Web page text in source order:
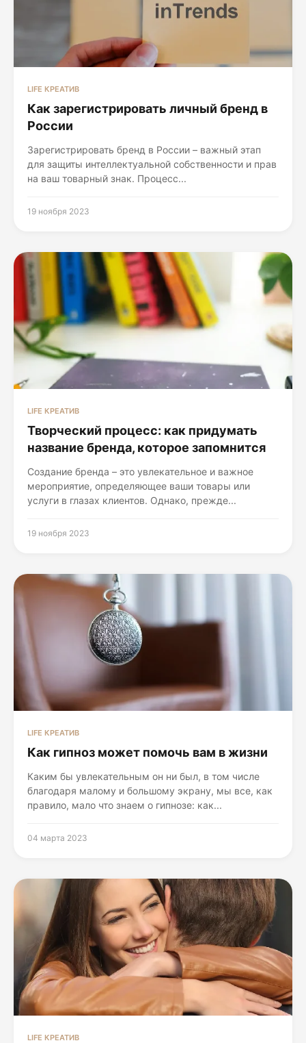
LIFE КРЕАТИВ
Как зарегистрировать личный бренд в
России
Зарегистрировать бренд в России – важный этап
для защиты интеллектуальной собственности и прав
на ваш товарный знак. Процесс...
19 ноября 2023
LIFE КРЕАТИВ
Творческий процесс: как придумать
название бренда, которое запомнится
Создание бренда – это увлекательное и важное
мероприятие, определяющее ваши товары или
услуги в глазах клиентов. Однако, прежде...
19 ноября 2023
LIFE КРЕАТИВ
Как гипноз может помочь вам в жизни
Каким бы увлекательным он ни был, в том числе
благодаря малому и большому экрану, мы все, как
правило, мало что знаем о гипнозе: как...
04 марта 2023
LIFE КРЕАТИВ